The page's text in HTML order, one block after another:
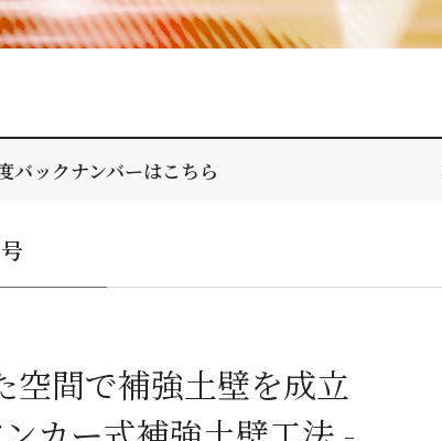
バックナンバーはこちら
空間で補強土壁を成立